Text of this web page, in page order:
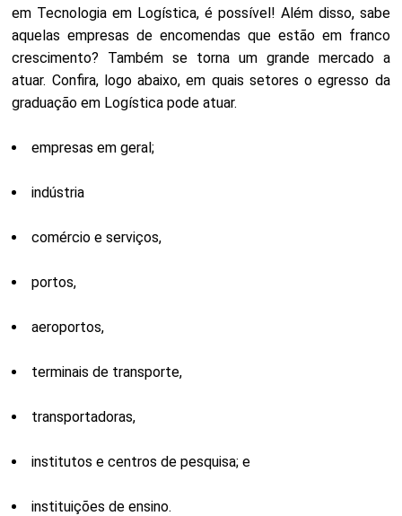
em Tecnologia em Logística, é possível! Além disso, sabe
aquelas empresas de encomendas que estão em franco
crescimento? Também se torna um grande mercado a
atuar. Confira, logo abaixo, em quais setores o egresso da
graduação em Logística pode atuar.
empresas em geral;
indústria
comércio e serviços,
portos,
aeroportos,
terminais de transporte,
transportadoras,
institutos e centros de pesquisa; e
instituições de ensino.